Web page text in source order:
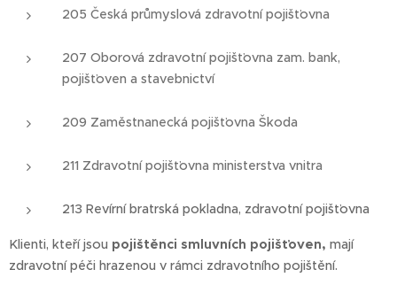
205 Česká průmyslová zdravotní pojišťovna
207 Oborová zdravotní pojišťovna zam. bank,
pojišťoven a stavebnictví
209 Zaměstnanecká pojišťovna Škoda
211 Zdravotní pojišťovna ministerstva vnitra
213 Revírní bratrská pokladna, zdravotní pojišťovna
Klienti, kteří jsou pojištěnci smluvních pojišťoven, mají
zdravotní péči hrazenou v rámci zdravotního pojištění.